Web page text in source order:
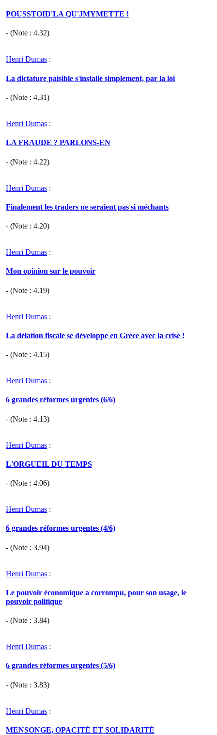
POUSSTOID'LA QU'JMYMETTE !
- (Note : 4.32)
Henri Dumas :
La dictature paisible s'installe simplement, par la loi
- (Note : 4.31)
Henri Dumas :
LA FRAUDE ? PARLONS-EN
- (Note : 4.22)
Henri Dumas :
Finalement les traders ne seraient pas si méchants
- (Note : 4.20)
Henri Dumas :
Mon opinion sur le pouvoir
- (Note : 4.19)
Henri Dumas :
La délation fiscale se développe en Grèce avec la crise !
- (Note : 4.15)
Henri Dumas :
6 grandes réformes urgentes (6/6)
- (Note : 4.13)
Henri Dumas :
L'ORGUEIL DU TEMPS
- (Note : 4.06)
Henri Dumas :
6 grandes réformes urgentes (4/6)
- (Note : 3.94)
Henri Dumas :
Le pouvoir économique a corrompu, pour son usage, le
pouvoir politique
- (Note : 3.84)
Henri Dumas :
6 grandes réformes urgentes (5/6)
- (Note : 3.83)
Henri Dumas :
MENSONGE, OPACITÉ ET SOLIDARITÉ